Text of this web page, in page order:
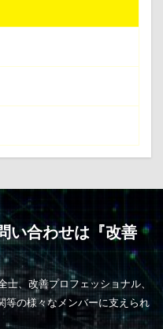
い合わせは『改善
士、改善プロフェッショナル、
等の様々なメンバーに支えられ